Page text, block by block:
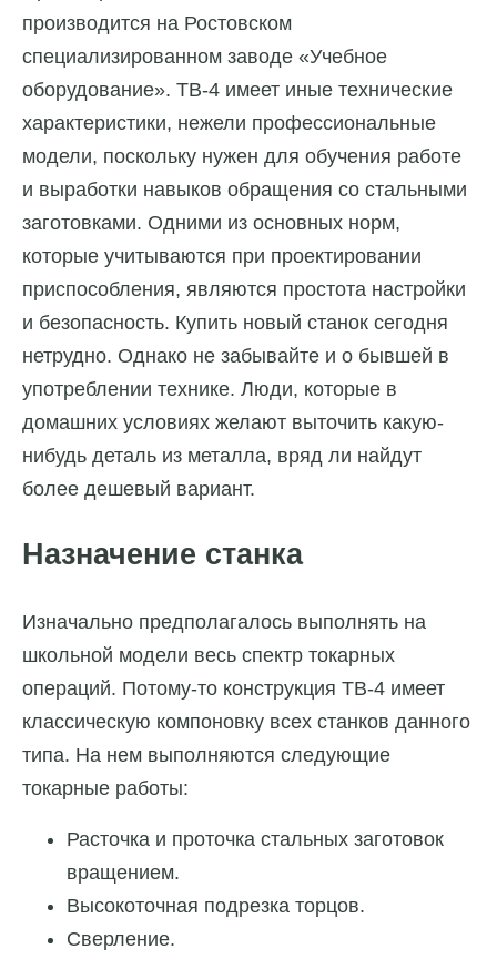
производится на Ростовском
специализированном заводе «Учебное
оборудование». ТВ-4 имеет иные технические
характеристики, нежели профессиональные
модели, поскольку нужен для обучения работе
и выработки навыков обращения со стальными
заготовками. Одними из основных норм,
которые учитываются при проектировании
приспособления, являются простота настройки
и безопасность. Купить новый станок сегодня
нетрудно. Однако не забывайте и о бывшей в
употреблении технике. Люди, которые в
домашних условиях желают выточить какую-
нибудь деталь из металла, вряд ли найдут
более дешевый вариант.
Назначение станка
Изначально предполагалось выполнять на
школьной модели весь спектр токарных
операций. Потому-то конструкция ТВ-4 имеет
классическую компоновку всех станков данного
типа. На нем выполняются следующие
токарные работы:
Расточка и проточка стальных заготовок
вращением.
Высокоточная подрезка торцов.
Сверление.